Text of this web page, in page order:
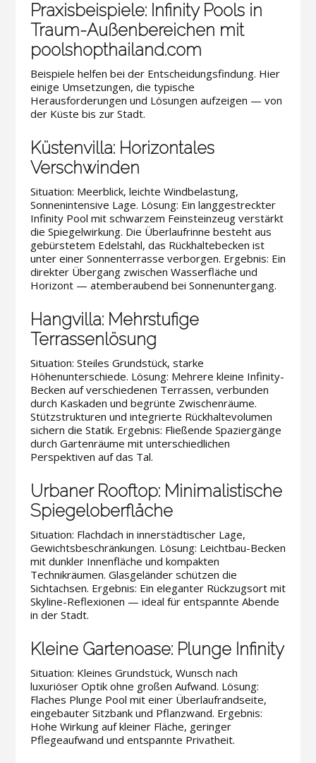
Praxisbeispiele: Infinity Pools in
Traum-Außenbereichen mit
poolshopthailand.com
Beispiele helfen bei der Entscheidungsfindung. Hier
einige Umsetzungen, die typische
Herausforderungen und Lösungen aufzeigen — von
der Küste bis zur Stadt.
Küstenvilla: Horizontales
Verschwinden
Situation: Meerblick, leichte Windbelastung,
Sonnenintensive Lage. Lösung: Ein langgestreckter
Infinity Pool mit schwarzem Feinsteinzeug verstärkt
die Spiegelwirkung. Die Überlaufrinne besteht aus
gebürstetem Edelstahl, das Rückhaltebecken ist
unter einer Sonnenterrasse verborgen. Ergebnis: Ein
direkter Übergang zwischen Wasserfläche und
Horizont — atemberaubend bei Sonnenuntergang.
Hangvilla: Mehrstufige
Terrassenlösung
Situation: Steiles Grundstück, starke
Höhenunterschiede. Lösung: Mehrere kleine Infinity-
Becken auf verschiedenen Terrassen, verbunden
durch Kaskaden und begrünte Zwischenräume.
Stützstrukturen und integrierte Rückhaltevolumen
sichern die Statik. Ergebnis: Fließende Spaziergänge
durch Gartenräume mit unterschiedlichen
Perspektiven auf das Tal.
Urbaner Rooftop: Minimalistische
Spiegeloberfläche
Situation: Flachdach in innerstädtischer Lage,
Gewichtsbeschränkungen. Lösung: Leichtbau-Becken
mit dunkler Innenfläche und kompakten
Technikräumen. Glasgeländer schützen die
Sichtachsen. Ergebnis: Ein eleganter Rückzugsort mit
Skyline-Reflexionen — ideal für entspannte Abende
in der Stadt.
Kleine Gartenoase: Plunge Infinity
Situation: Kleines Grundstück, Wunsch nach
luxuriöser Optik ohne großen Aufwand. Lösung:
Flaches Plunge Pool mit einer Überlaufrandseite,
eingebauter Sitzbank und Pflanzwand. Ergebnis:
Hohe Wirkung auf kleiner Fläche, geringer
Pflegeaufwand und entspannte Privatheit.